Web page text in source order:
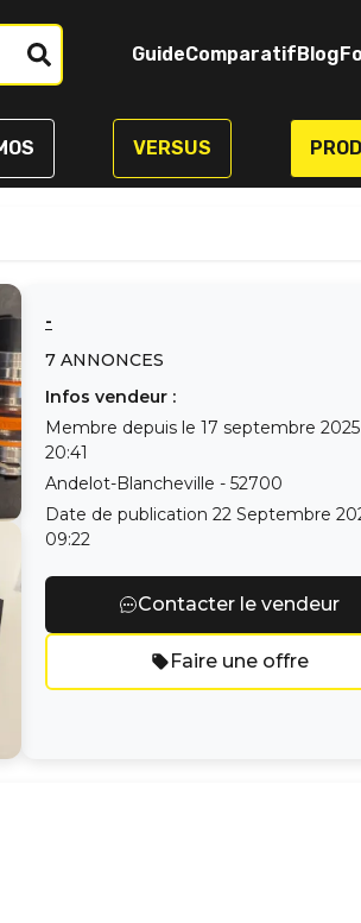
GuideComparatifBlog
VERSUS
-
7 ANNONCES
Infos vendeur :
Membre depuis le 17 septembre
20:41
Andelot-Blancheville - 52700
Date de publication 22 Septembre
09:22
Contacter le vendeur
Faire une offre